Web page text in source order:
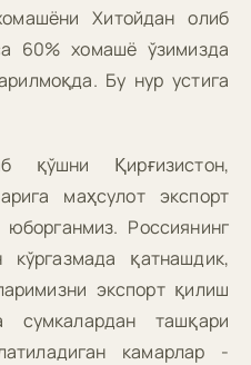
Хитойдан олиб
60% хомашё ўзимизда
Бу нур устига
қўшни Қирғизистон,
маҳсулот экспорт
Россиянинг
қатнашдик,
экспорт қилиш
сумкалардан ташқари
камарлар -